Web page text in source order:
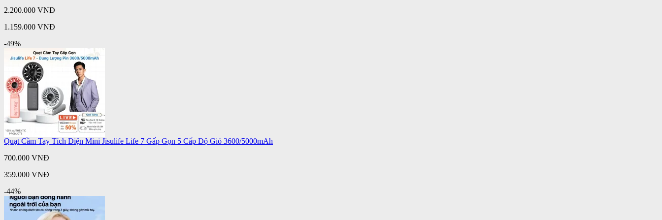
2.200.000 VNĐ
1.159.000 VNĐ
-49%
Quạt Cầm Tay Tích Điện Mini Jisulife Life 7 Gấp Gọn 5 Cấp Độ Gió 3600/5000mAh
700.000 VNĐ
359.000 VNĐ
-44%